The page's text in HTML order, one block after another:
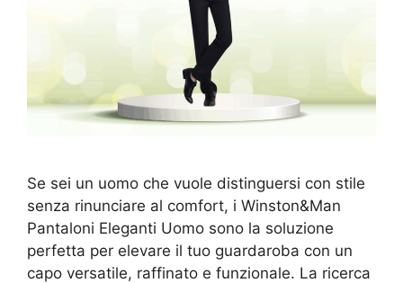
Se sei un uomo che vuole distinguersi con stile
senza rinunciare al comfort, i Winston&Man
Pantaloni Eleganti Uomo sono la soluzione
perfetta per elevare il tuo guardaroba con un
capo versatile, raffinato e funzionale. La ricerca